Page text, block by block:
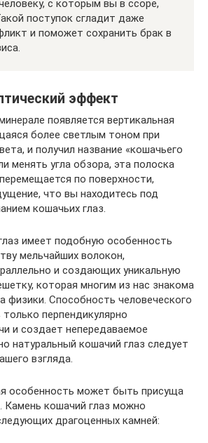
с которым вы в ссоре,
поступок сгладит даже
и поможет сохранить брак в
эффект
появляется вертикальная
более светлым тоном при
и получил название «кошачьего
менять угла обзора, эта полоска
по поверхности,
что вы находитесь под
кошачьих глаз.
имеет подобную особенность
мельчайших волокон,
и создающих уникальную
которая многим из нас знакома
физики. Способность человеческого
только перпендикулярно
и создает непередаваемое
натуральный кошачий глаз следует
взгляда.
особенность может быть присуща
Камень кошачий глаз можно
драгоценных камней: